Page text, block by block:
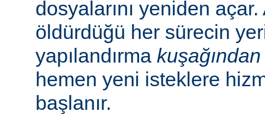
dosyalarını yeniden
öldürdüğü her sürecin
yapılandırma kuşağından
hemen yeni isteklere
başlanır.